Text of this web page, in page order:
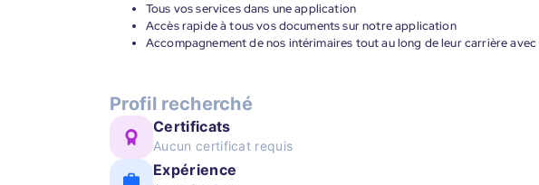
Tous vos services dans une application
Accès rapide à tous vos documents sur notre application
Accompagnement de nos intérimaires tout au long de leur carrière
Profil recherché
Certificats
Aucun certificat requis
Expérience